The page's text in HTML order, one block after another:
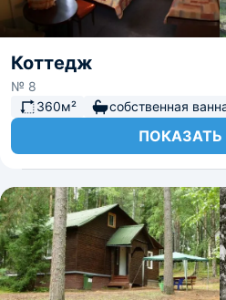
Коттедж
№ 8
360м²
собственная